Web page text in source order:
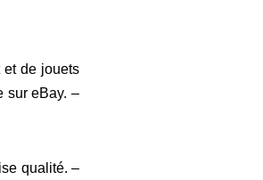
et de jouets
sur eBay. –
qualité. –